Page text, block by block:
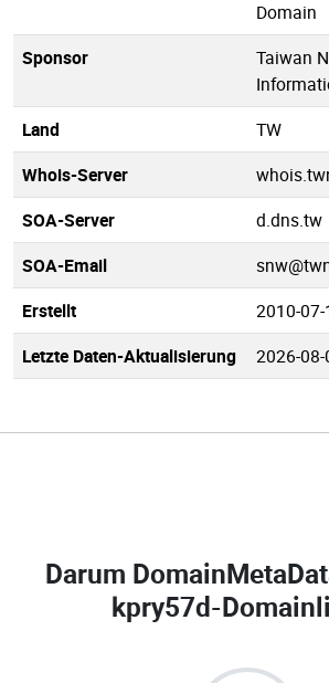
Domain
Sponsor
Taiwan
Land
TW
Whois-Server
SOA-Server
d.dns.tw
SOA-Email
Erstellt
2010-
Letzte Daten-Aktualisierung
2026-
Darum
kpry57d-